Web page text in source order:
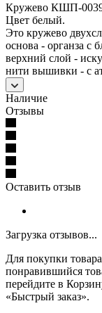
Кружево КШП-
Цвет белый.
Это кружево
основа - органза с
верхний слой -
нити вышивки - с
Наличие
Отзывы
Оставить отзыв
Загрузка отзывов...
Для покупки
понравившийся
перейдите в
«Быстрый заказ».